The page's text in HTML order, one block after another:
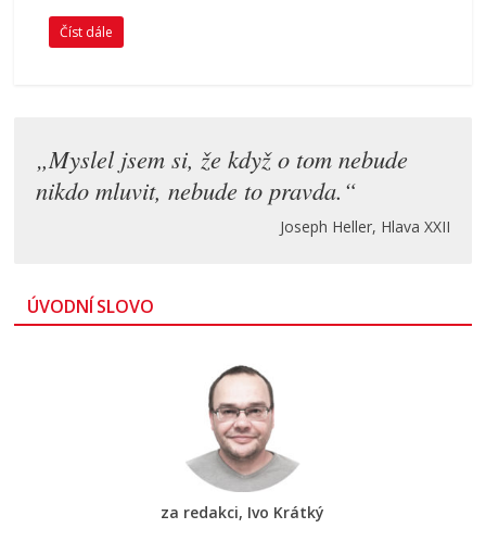
Číst dále
„Myslel jsem si, že když o tom nebude
nikdo mluvit, nebude to pravda.“
Joseph Heller, Hlava XXII
ÚVODNÍ SLOVO
za redakci, Ivo Krátký